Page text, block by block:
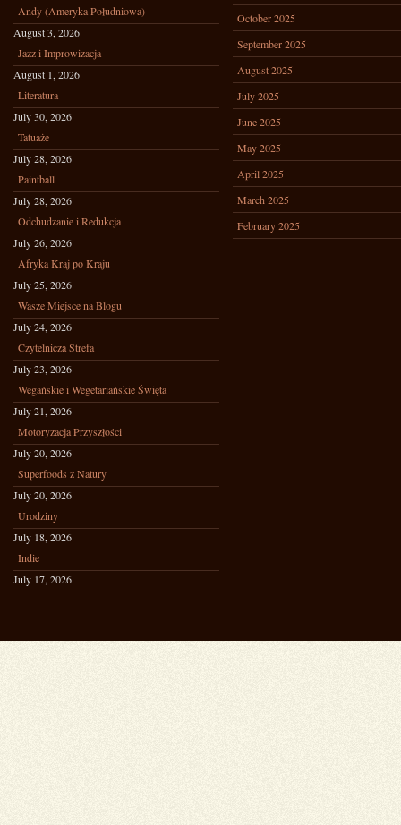
Andy (Ameryka Południowa)
August 3, 2026
Jazz i Improwizacja
August 1, 2026
Literatura
July 30, 2026
Tatuaże
July 28, 2026
Paintball
July 28, 2026
Odchudzanie i Redukcja
July 26, 2026
Afryka Kraj po Kraju
July 25, 2026
Wasze Miejsce na Blogu
July 24, 2026
Czytelnicza Strefa
July 23, 2026
Wegańskie i Wegetariańskie Święta
July 21, 2026
Motoryzacja Przyszłości
July 20, 2026
Superfoods z Natury
July 20, 2026
Urodziny
July 18, 2026
Indie
July 17, 2026
October 2025
September 2025
August 2025
July 2025
June 2025
May 2025
April 2025
March 2025
February 2025